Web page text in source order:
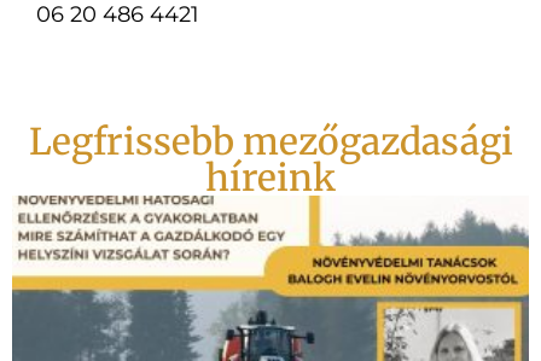
06 20 486 4421
Legfrissebb mezőgazdasági
híreink